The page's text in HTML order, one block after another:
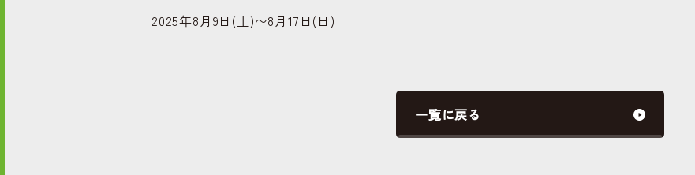
2025年8月9日(土)〜8月17日(日)
一覧に戻る